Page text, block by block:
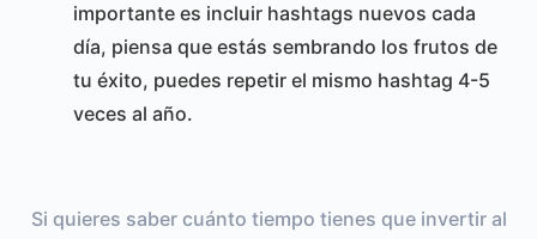
importante es incluir hashtags nuevos cada
día, piensa que estás sembrando los frutos de
tu éxito, puedes repetir el mismo hashtag 4-5
veces al año.
Si quieres saber cuánto tiempo tienes que invertir al